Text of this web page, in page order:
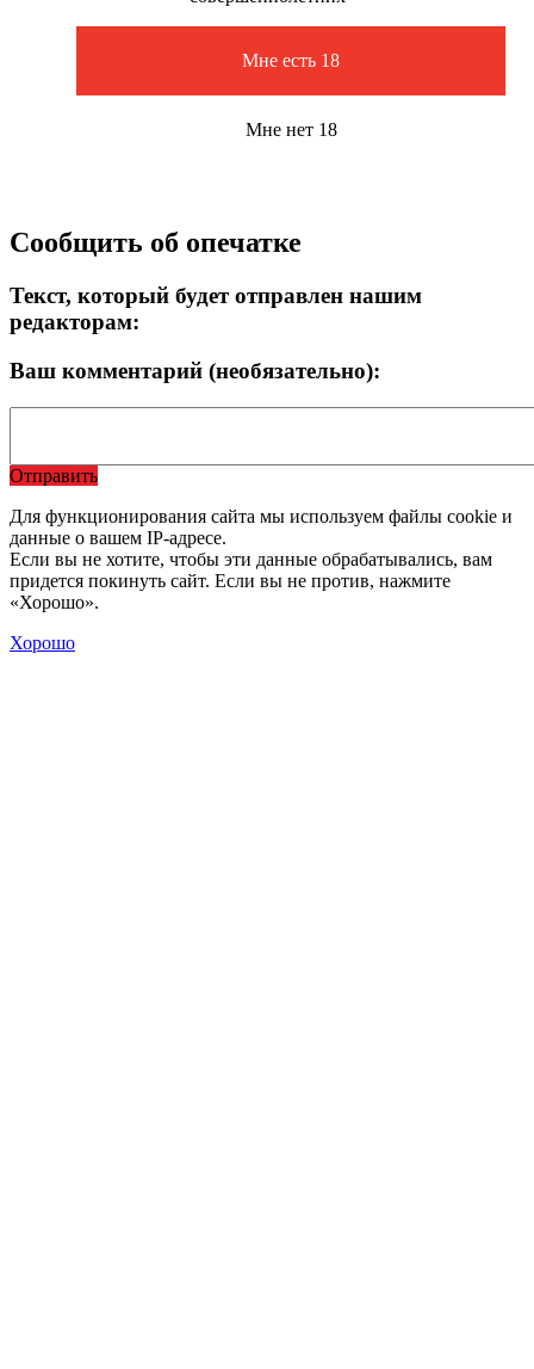
Мне есть 18
Мне нет 18
Сообщить об опечатке
Текст, который будет отправлен нашим
редакторам:
Ваш комментарий (необязательно):
Отправить
Для функционирования сайта мы используем файлы cookie и
данные о вашем IP-адресе.
Если вы не хотите, чтобы эти данные обрабатывались, вам
придется покинуть сайт. Если вы не против, нажмите
«Хорошо».
Хорошо